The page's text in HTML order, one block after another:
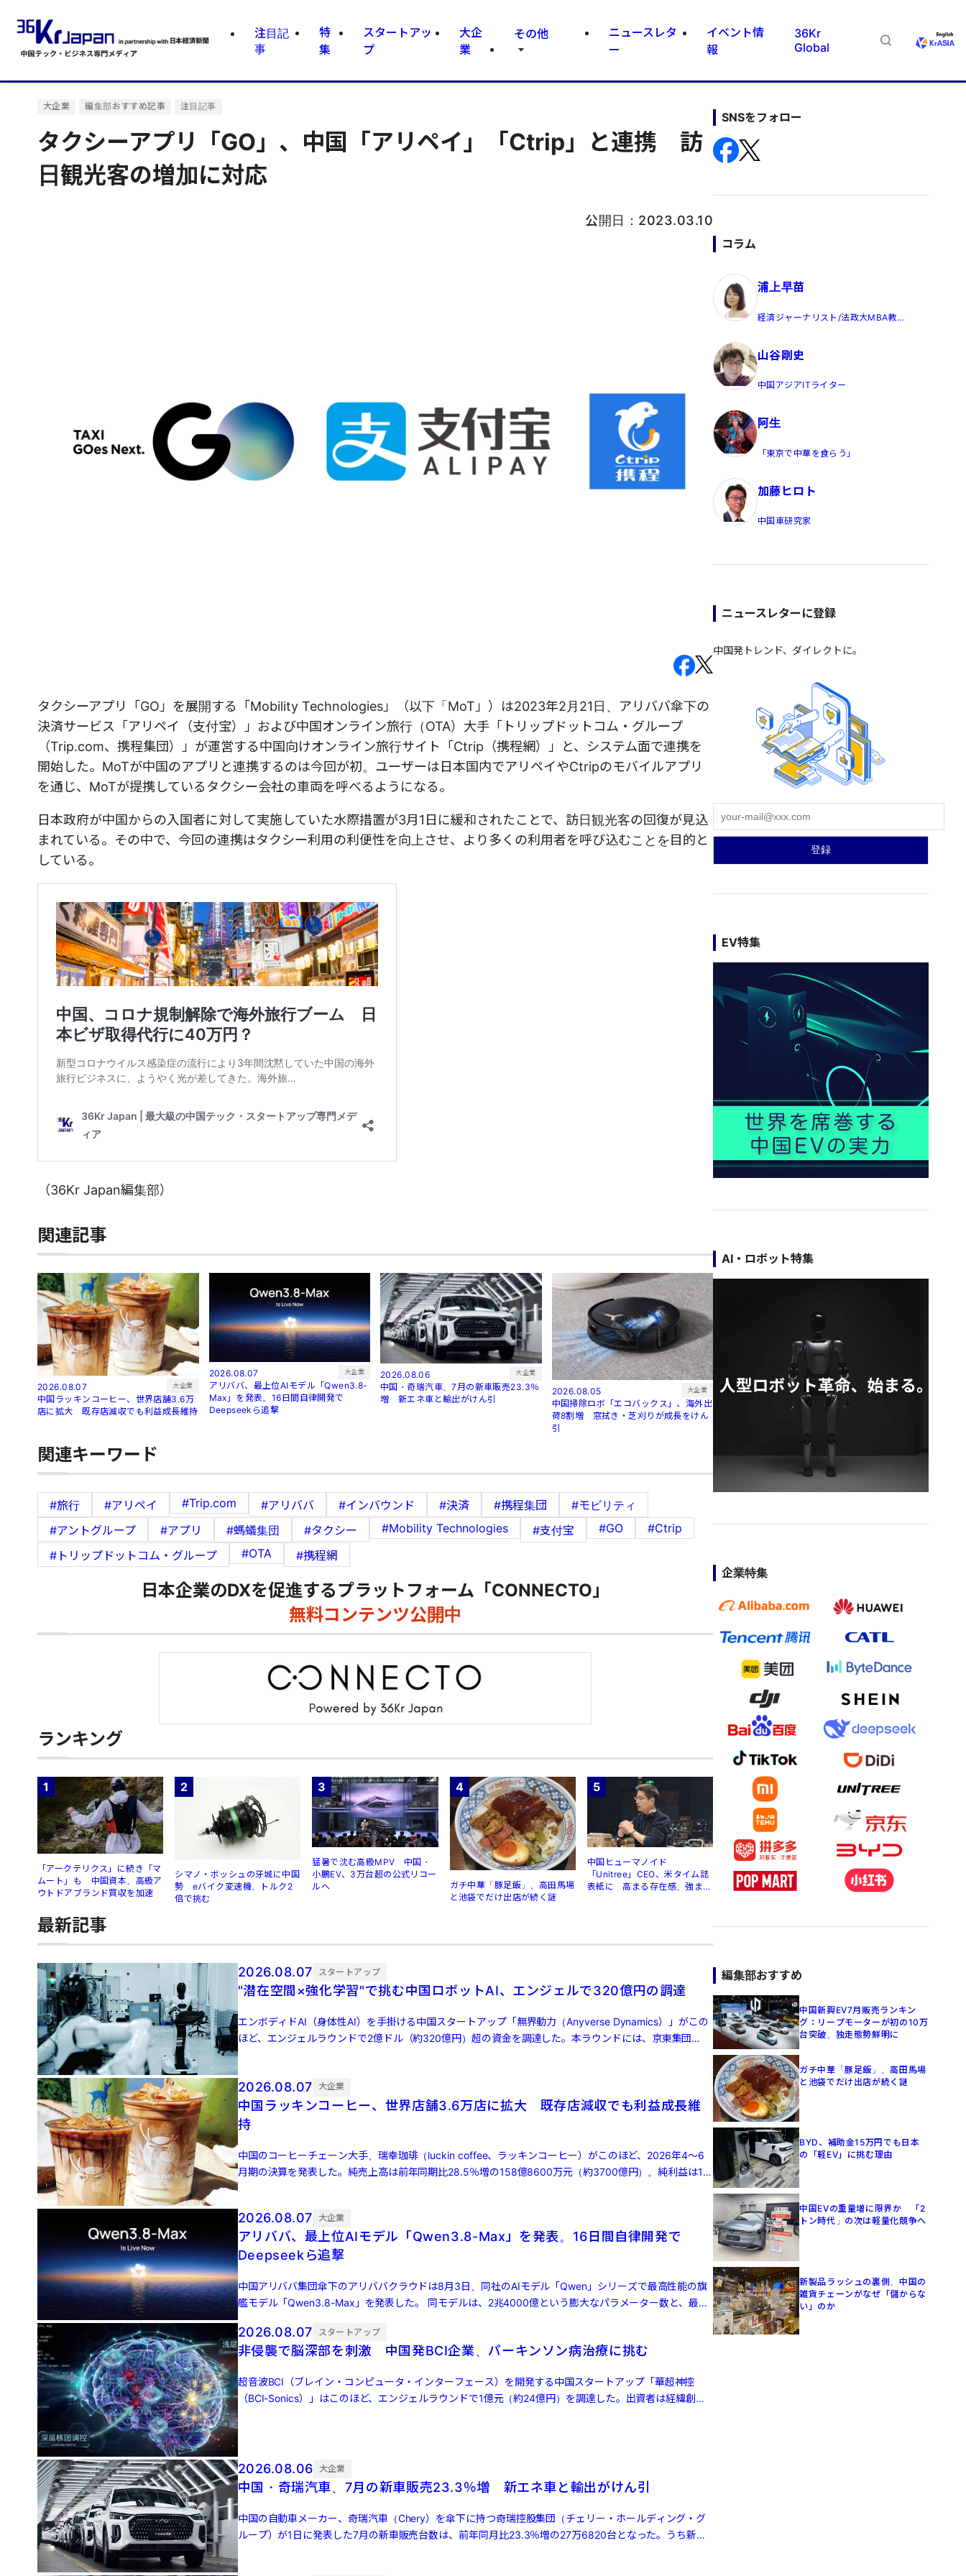
注目記
事
特
集
スタートアッ
プ
大企
業
その他
ニュースレタ
ー
イベント情
報
36Kr
Global
大企業 編集部おすすめ記事 注目記事
タクシーアプリ「GO」、中国「アリペイ」「Ctrip」と連携 訪
日観光客の増加に対応
公開日： 2023.03.10
タクシーアプリ「GO」を展開する「Mobility Technologies」（以下「MoT」）は2023年2月21日、アリババ傘下の
決済サービス「アリペイ（支付宝）」および中国オンライン旅行（OTA）大手「トリップドットコム・グループ
（Trip.com、携程集団）」が運営する中国向けオンライン旅行サイト「Ctrip（携程網）」と、システム面で連携を
開始した。MoTが中国のアプリと連携するのは今回が初。ユーザーは日本国内でアリペイやCtripのモバイルアプリ
を通じ、MoTが提携しているタクシー会社の車両を呼べるようになる。
日本政府が中国からの入国者に対して実施していた水際措置が3月1日に緩和されたことで、訪日観光客の回復が見込
まれている。その中で、今回の連携はタクシー利用の利便性を向上させ、より多くの利用者を呼び込むことを目的と
している。
（36Kr Japan編集部）
関連記事
2026.08.07 大企業
中国ラッキンコーヒー、世界店舗3.6万
店に拡大 既存店減収でも利益成長維持
2026.08.07 大企業
アリババ、最上位AIモデル「Qwen3.8-
Max」を発表。16日間自律開発で
Deepseekら追撃
2026.08.06 大企業
中国・奇瑞汽車、7月の新車販売23.3％
増 新エネ車と輸出がけん引
2026.08.05 大企業
中国掃除ロボ「エコバックス」、海外出
荷8割増 窓拭き・芝刈りが成長をけん
引
関連キーワード
#旅行 #アリペイ #Trip.com #アリババ #インバウンド #決済 #携程集団
#モビリティ
#アントグループ
#アプリ #螞蟻集団 #タクシー #Mobility Technologies #支付宝 #GO
#Ctrip
#トリップドットコム・グループ
#OTA #携程網
日本企業のDXを促進するプラットフォーム「CONNECTO」
無料コンテンツ公開中
ランキング
1
「アークテリクス」に続き「マ
ムート」も 中国資本、高級ア
ウトドアブランド買収を加速
2
シマノ・ボッシュの牙城に中国
勢 eバイク変速機、トルク2
倍で挑む
3
猛暑で沈む高級MPV 中国・
小鵬EV、3万台超の公式リコー
ルへ
4
ガチ中華「豚足飯」、高田馬場
と池袋でだけ出店が続く謎
5
中国ヒューマノイド
「Unitree」CEO、米タイム誌
表紙に 高まる存在感、強まる
最新記事
2026.08.07 スタートアップ
"潜在空間×強化学習"で挑む中国ロボットAI、エンジェルで320億円の調達
エンボディドAI（身体性AI）を手掛ける中国スタートアップ「無界動力（Anyverse Dynamics）」がこの
ほど、エンジェルラウンドで2億ドル（約320億円）超の資金を調達した。本ラウンドには、京東集団
（JDドット […]
2026.08.07 大企業
中国ラッキンコーヒー、世界店舗3.6万店に拡大 既存店減収でも利益成長維
持
中国のコーヒーチェーン大手、瑞幸珈琲（luckin coffee、ラッキンコーヒー）がこのほど、2026年4～6
月期の決算を発表した。純売上高は前年同期比28.5％増の158億8600万元（約3700億円）。純利益は16
[…]
2026.08.07 大企業
アリババ、最上位AIモデル「Qwen3.8-Max」を発表。16日間自律開発で
Deepseekら追撃
中国アリババ集団傘下のアリババクラウドは8月3日、同社のAIモデル「Qwen」シリーズで最高性能の旗
艦モデル「Qwen3.8-Max」を発表した。 同モデルは、2兆4000億という膨大なパラメーター数と、最大
100万トー […]
2026.08.07 スタートアップ
非侵襲で脳深部を刺激 中国発BCI企業、パーキンソン病治療に挑む
超音波BCI（ブレイン・コンピュータ・インターフェース）を開発する中国スタートアップ「華超神控
（BCI-Sonics）」はこのほど、エンジェルラウンドで1億元（約24億円）を調達した。出資者は経緯創投
（Matrix Pa […]
2026.08.06 大企業
中国・奇瑞汽車、7月の新車販売23.3％増 新エネ車と輸出がけん引
中国の自動車メーカー、奇瑞汽車（Chery）を傘下に持つ奇瑞控股集団（チェリー・ホールディング・グ
ループ）が1日に発表した7月の新車販売台数は、前年同月比23.3％増の27万6820台となった。うち新エ
SNSをフォロー
コラム
浦上早苗
経済ジャーナリスト/法政大MBA教
山谷剛史
中国アジアITライター
阿生
「東京で中華を食らう」
加藤ヒロト
中国車研究家
ニュースレターに登録
中国発トレンド、ダイレクトに。
EV特集
AI・ロボット特集
企業特集
編集部おすすめ
中国新興EV7月販売ランキン
グ：リープモーターが初の10万
台突破、独走態勢鮮明に
ガチ中華「豚足飯」、高田馬場
と池袋でだけ出店が続く謎
BYD、補助金15万円でも日本
の「軽EV」に挑む理由
中国EVの重量増に限界か 「2
トン時代」の次は軽量化競争へ
新製品ラッシュの裏側、中国の
雑貨チェーンがなぜ「儲からな
い」のか